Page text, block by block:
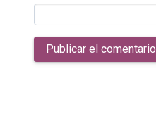
Publicar el comentario